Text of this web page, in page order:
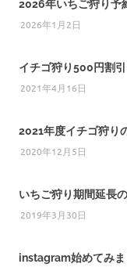
2026年いちご狩り予
2026年1月2日
イチゴ狩り500円割
2021年4月16日
2021年度イチゴ狩り
2020年12月5日
いちご狩り期間延長
2019年3月30日
instagram始めてみま